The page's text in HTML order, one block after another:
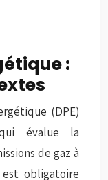
:
(DPE)
évalue la
de gaz à
obligatoire